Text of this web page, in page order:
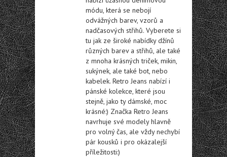
módu, která se nebojí
odvážných barev, vzorů a
nadčasových střihů. Vyberete si
tu jak ze široké nabídky džínů
různých barev a střihů, ale také
z mnoha krásných triček, mikin,
sukýnek, ale také bot, nebo
kabelek. Retro Jeans nabízí i
pánské kolekce, které jsou
stejně, jako ty dámské, moc
krásné:) Značka Retro Jeans
navrhuje své modely hlavně
pro volný čas, ale vždy nechybí
pár kousků i pro okázalejší
příležitosti:)